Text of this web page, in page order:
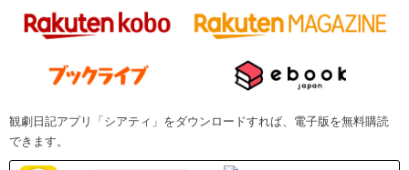
観劇日記アプリ「シアティ」をダウンロードすれば、電子版を無料購読
できます。